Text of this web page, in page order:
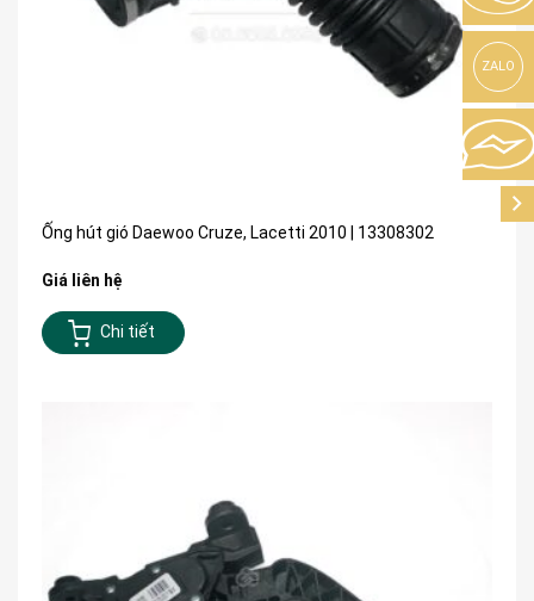
Ống hút gió Daewoo Cruze, Lacetti 2010 | 13308302
Giá liên hệ
Chi tiết
ZALO